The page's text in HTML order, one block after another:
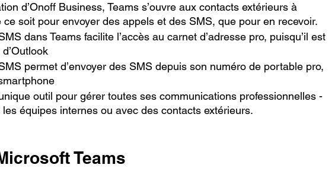
d’Onoff Business, Teams s’ouvre aux contacts extérieurs à
ce soit pour envoyer des appels et des SMS, que pour en recevoir.
dans Teams facilite l’accès au carnet d’adresse pro, puisqu’il est
permet d’envoyer des SMS depuis son numéro de portable pro,
outil pour gérer toutes ses communications professionnelles -
équipes internes ou avec des contacts extérieurs.
Teams